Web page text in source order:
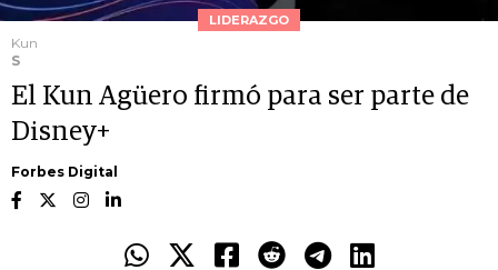
LIDERAZGO
Kun
S
El Kun Agüero firmó para ser parte de
Disney+
Forbes Digital